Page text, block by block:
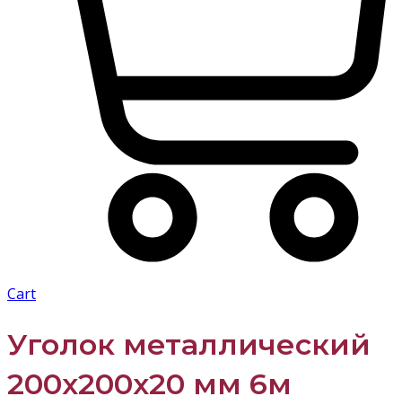
Cart
Уголок металлический
200x200x20 мм 6м